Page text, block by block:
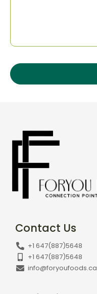
Contact Us
+1 647(887)5648
+1 647(887)5648
info@foryoufoods.ca